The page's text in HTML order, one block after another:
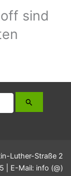
sind
Luther-Straße 2
| E-Mail: info (@)